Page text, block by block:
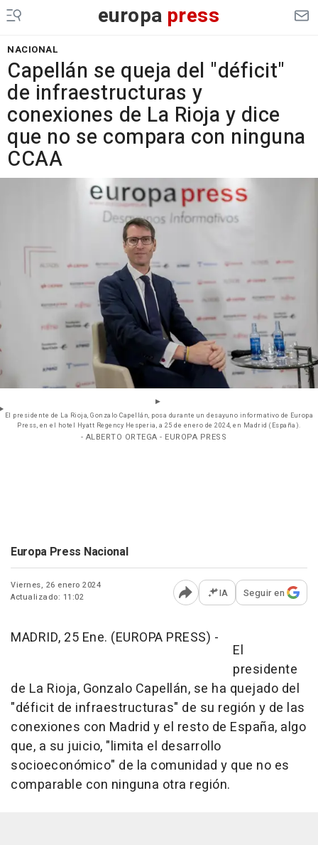
europa press
NACIONAL
Capellán se queja del "déficit"
de infraestructuras y
conexiones de La Rioja y dice
que no se compara con ninguna
CCAA
El presidente de La Rioja, Gonzalo Capellán, posa durante un desayuno informativo de Europa
Press, en el hotel Hyatt Regency Hesperia, a 25 de enero de 2024, en Madrid (España).
- ALBERTO ORTEGA - EUROPA PRESS
Europa Press Nacional
Viernes, 26 enero 2024
Actualizado: 11:02
Abrir opciones para
IA Seguir en
MADRID, 25 Ene. (EUROPA PRESS) -
El
presidente
de La Rioja, Gonzalo Capellán, se ha quejado del
"déficit de infraestructuras" de su región y de las
conexiones con Madrid y el resto de España, algo
que, a su juicio, "limita el desarrollo
socioeconómico" de la comunidad y que no es
comparable con ninguna otra región.